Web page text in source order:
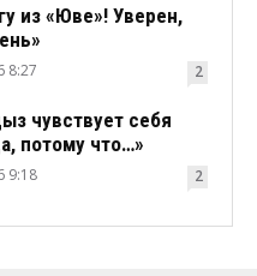
из «Юве»! Уверен,
8:27 2
чувствует себя
потому что…»
9:18 2